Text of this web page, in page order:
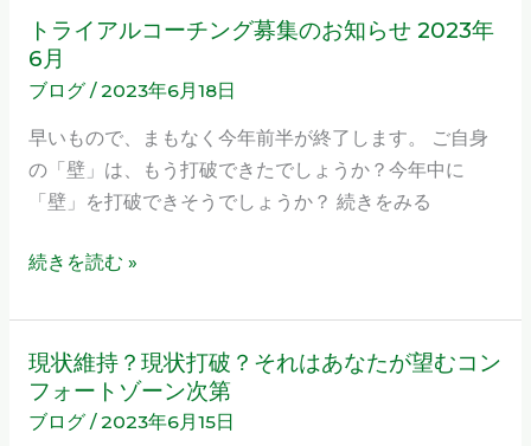
の
お
知
せ
2023
月
トライアルコーチング募集のお知らせ 2023年
6月
ブログ/2023年6月18日
早いもので、まもなく今年前半が終了します。 ご自身
の「壁」は、もう打破できたでしょうか？今年中に
「壁」を打破できそうでしょうか？ 続きをみる
ト
ラ
イ
ア
ル
コ
チ
グ
募
集
の
続きを読む »
現状維持？現状打破？それはあなたが望むコン
フォートゾーン次第
ブログ/2023年6月15日
現
状
維